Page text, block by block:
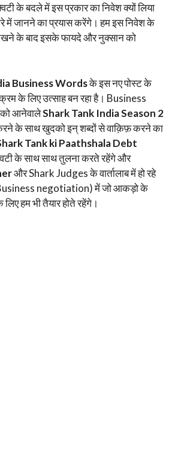
के बदले में इस प्रकार का निवेश क्यों लिया
में जानने का प्रयास करेंगे। हम इस निवेश के
के बाद इसके फायदे और नुक्सान को
Business Wordsके इस नए पोस्ट के
के लिए उत्साह बन रहा है। Business
आनेवालेShark Tank India Season 2
के साथ खुदको इन् शब्दों से वाक़िफ़ करने का
Tank ki Paathshala Debt
के साथ साथ तुलना करते रहेंगे और
और Shark Judges के वार्तालाब में हो रहे
(Business negotiation) में जो आकड़ो के
हम भी तैयार होते रहेंगे।